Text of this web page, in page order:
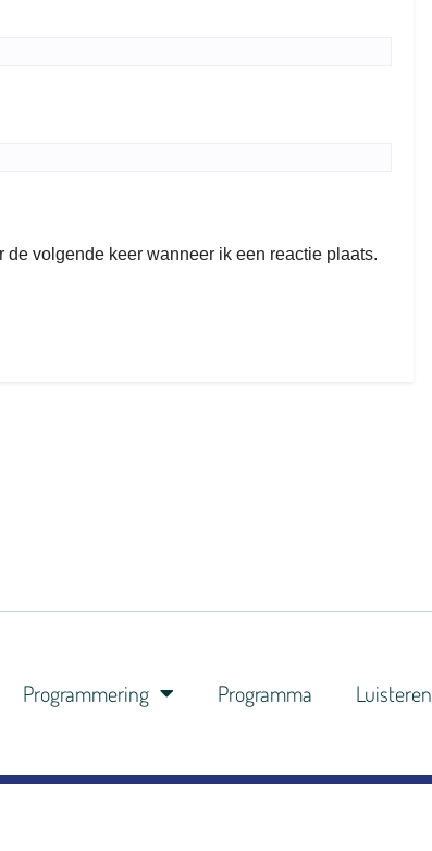
volgende keer wanneer ik een reactie plaats.
Programmering Programma Luisteren